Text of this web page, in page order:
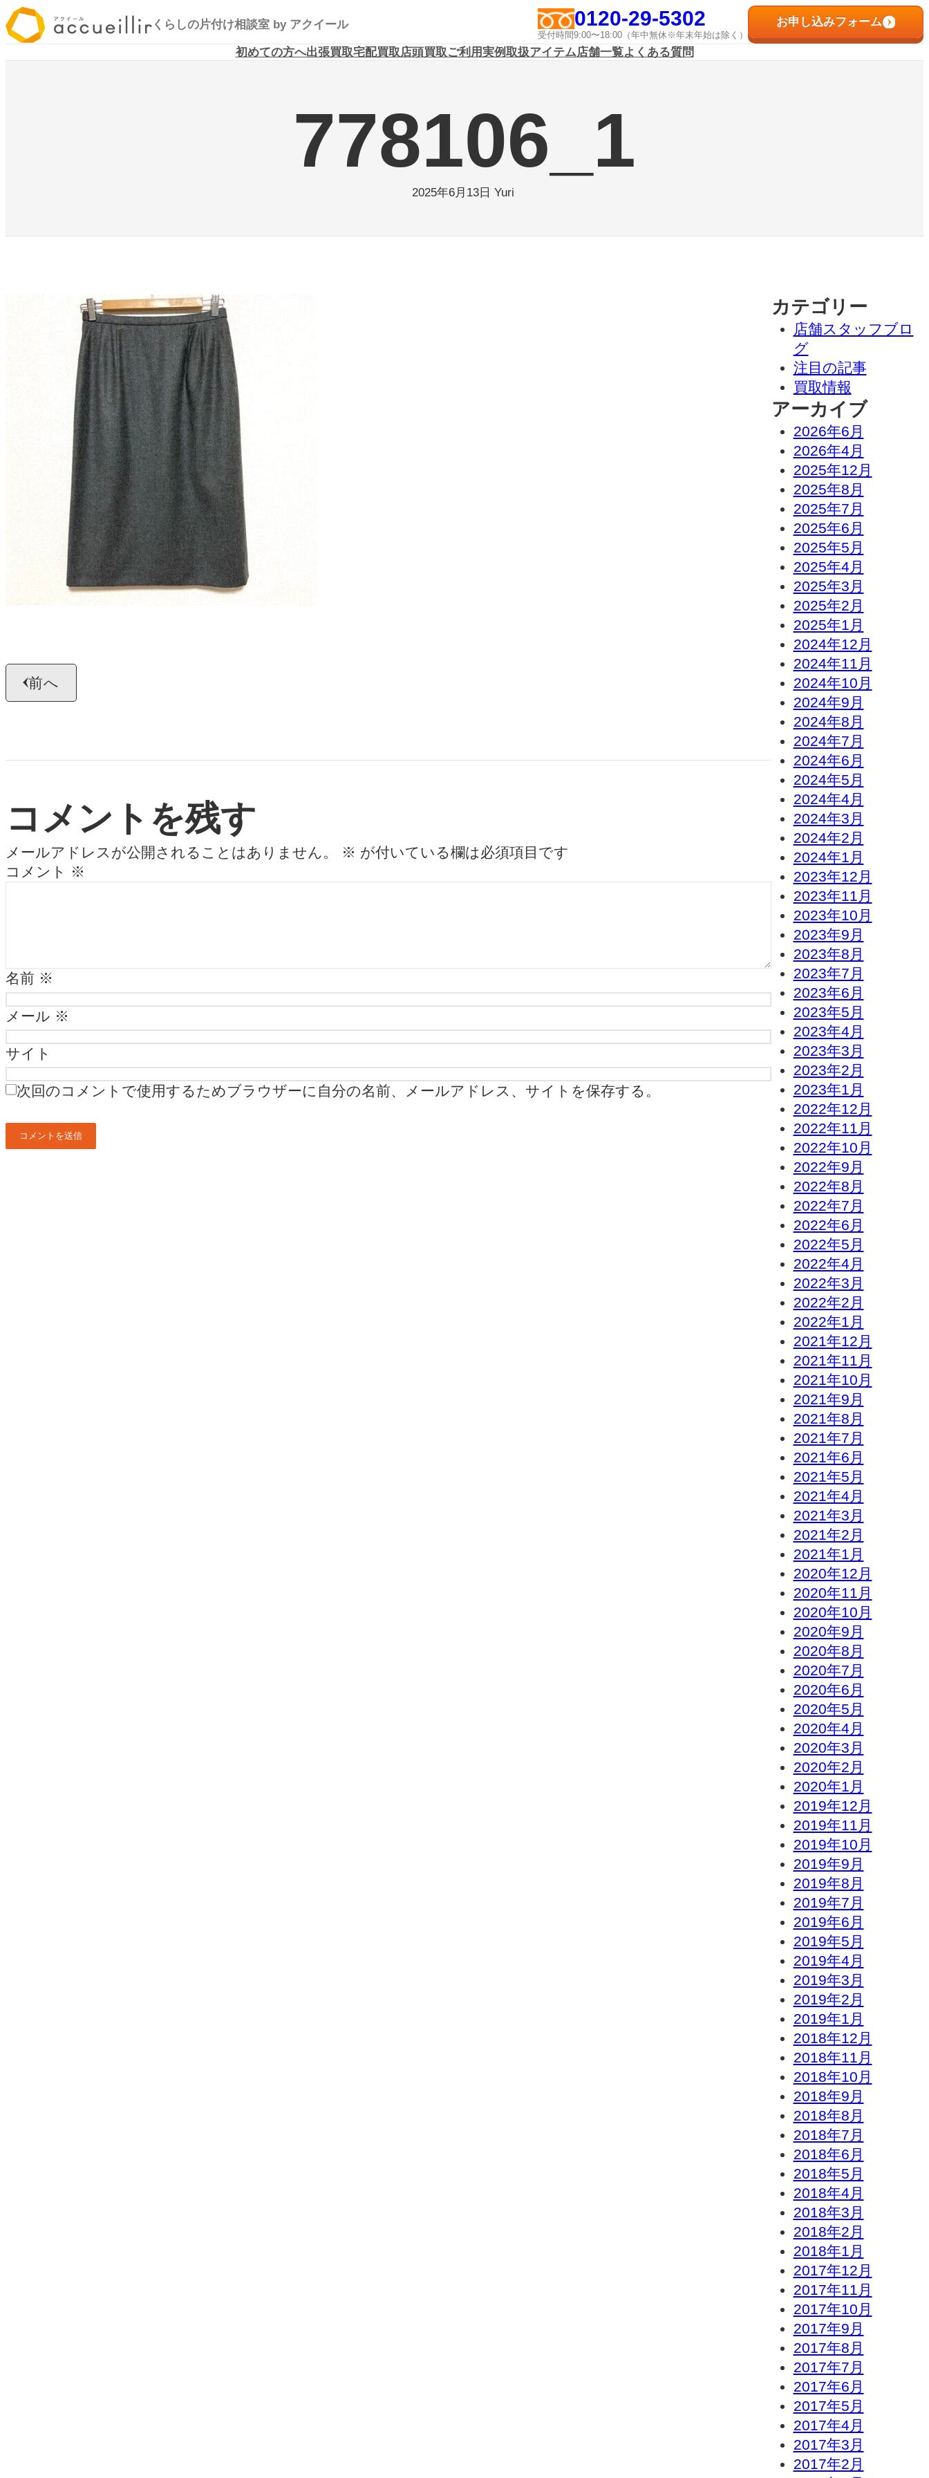
内
容
くらしの片付け相談室 by アクイール 0120-29-5302
受付時間9:00〜18:00（年中無休※年末年始は除く）
お申し込みフォーム
初めての方へ出張買取宅配買取店頭買取ご利用実例取扱アイテム店舗一覧よくある質問
778106_1
2025年6月13日 Yuri
前へ
コメントを残す
メールアドレスが公開されることはありません。 ※ が付いている欄は必須項目です
コメント
※
名前 ※
メール ※
サイト
次回のコメントで使用するためブラウザーに自分の名前、メールアドレス、サイトを保存する。
カテゴリー
店舗スタッフブロ
グ
注目の記事
買取情報
アーカイブ
2026年6月
2026年4月
2025年12月
2025年8月
2025年7月
2025年6月
2025年5月
2025年4月
2025年3月
2025年2月
2025年1月
2024年12月
2024年11月
2024年10月
2024年9月
2024年8月
2024年7月
2024年6月
2024年5月
2024年4月
2024年3月
2024年2月
2024年1月
2023年12月
2023年11月
2023年10月
2023年9月
2023年8月
2023年7月
2023年6月
2023年5月
2023年4月
2023年3月
2023年2月
2023年1月
2022年12月
2022年11月
2022年10月
2022年9月
2022年8月
2022年7月
2022年6月
2022年5月
2022年4月
2022年3月
2022年2月
2022年1月
2021年12月
2021年11月
2021年10月
2021年9月
2021年8月
2021年7月
2021年6月
2021年5月
2021年4月
2021年3月
2021年2月
2021年1月
2020年12月
2020年11月
2020年10月
2020年9月
2020年8月
2020年7月
2020年6月
2020年5月
2020年4月
2020年3月
2020年2月
2020年1月
2019年12月
2019年11月
2019年10月
2019年9月
2019年8月
2019年7月
2019年6月
2019年5月
2019年4月
2019年3月
2019年2月
2019年1月
2018年12月
2018年11月
2018年10月
2018年9月
2018年8月
2018年7月
2018年6月
2018年5月
2018年4月
2018年3月
2018年2月
2018年1月
2017年12月
2017年11月
2017年10月
2017年9月
2017年8月
2017年7月
2017年6月
2017年5月
2017年4月
2017年3月
2017年2月